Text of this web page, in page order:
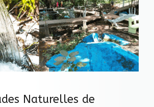
Naturelles de